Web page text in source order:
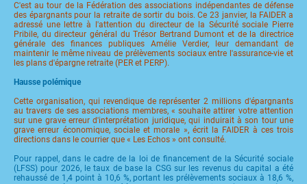
C'est au tour de la Fédération des associations indépendantes de défense
des épargnants pour la retraite de sortir du bois. Ce 23 janvier, la FAIDER a
adressé une lettre à l'attention du directeur de la Sécurité sociale Pierre
Pribile, du directeur général du Trésor Bertrand Dumont et de la directrice
générale des finances publiques Amélie Verdier, leur demandant de
maintenir le même niveau de prélèvements sociaux entre l'assurance-vie et
les plans d'épargne retraite (PER et PERP).
Hausse polémique
Cette organisation, qui revendique de représenter 2 millions d'épargnants
au travers de ses associations membres, « souhaite attirer votre attention
sur une grave erreur d'interprétation juridique, qui induirait à son tour une
grave erreur économique, sociale et morale », écrit la FAIDER à ces trois
directions dans le courrier que « Les Echos » ont consulté.
Pour rappel, dans le cadre de la loi de financement de la Sécurité sociale
(LFSS) pour 2026, le taux de base la CSG sur les revenus du capital a été
rehaussé de 1,4 point à 10,6 %, portant les prélèvements sociaux à 18,6 %,